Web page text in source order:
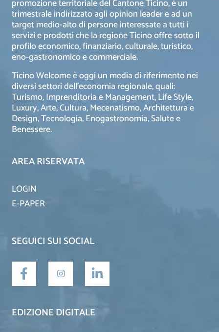
promozione territoriale del Cantone Ticino, è un
trimestrale indirizzato agli opinion leader e ad un
target medio-alto di persone interessate a tutti i
servizi e prodotti che la regione Ticino offre sotto il
profilo economico, finanziario, culturale, turistico,
eno-gastronomico e commerciale.
Ticino Welcome è oggi un media di riferimento nei
diversi settori dell’economia regionale, quali:
Turismo, Imprenditoria e Management, Life Style,
Luxury, Arte, Cultura, Mecenatismo, Architettura e
Design, Tecnologia, Enogastronomia, Salute e
Benessere.
AREA RISERVATA
LOGIN
E-PAPER
SEGUICI SUI SOCIAL
EDIZIONE DIGITALE